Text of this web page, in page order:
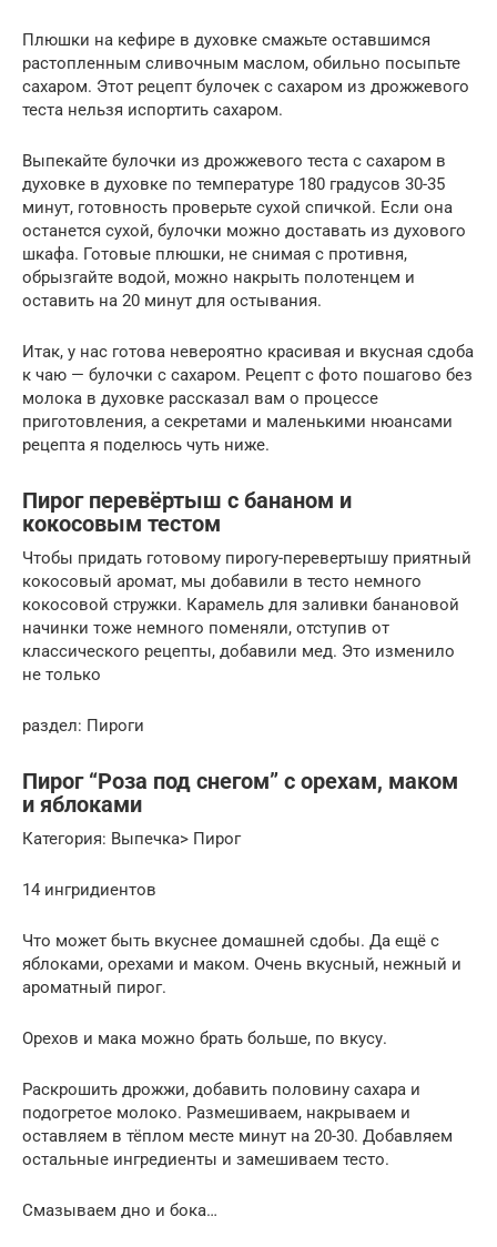
Плюшки на кефире в духовке смажьте оставшимся
растопленным сливочным маслом, обильно посыпьте
сахаром. Этот рецепт булочек с сахаром из дрожжевого
теста нельзя испортить сахаром.
Выпекайте булочки из дрожжевого теста с сахаром в
духовке в духовке по температуре 180 градусов 30-35
минут, готовность проверьте сухой спичкой. Если она
останется сухой, булочки можно доставать из духового
шкафа. Готовые плюшки, не снимая с противня,
обрызгайте водой, можно накрыть полотенцем и
оставить на 20 минут для остывания.
Итак, у нас готова невероятно красивая и вкусная сдоба
к чаю — булочки с сахаром. Рецепт с фото пошагово без
молока в духовке рассказал вам о процессе
приготовления, а секретами и маленькими нюансами
рецепта я поделюсь чуть ниже.
Пирог перевёртыш с бананом и
кокосовым тестом
Чтобы придать готовому пирогу-перевертышу приятный
кокосовый аромат, мы добавили в тесто немного
кокосовой стружки. Карамель для заливки банановой
начинки тоже немного поменяли, отступив от
классического рецепты, добавили мед. Это изменило
не только
раздел: Пироги
Пирог “Роза под снегом” с орехам, маком
и яблоками
Категория: Выпечка> Пирог
14 ингридиентов
Что может быть вкуснее домашней сдобы. Да ещё с
яблоками, орехами и маком. Очень вкусный, нежный и
ароматный пирог.
Орехов и мака можно брать больше, по вкусу.
Раскрошить дрожжи, добавить половину сахара и
подогретое молоко. Размешиваем, накрываем и
оставляем в тёплом месте минут на 20-30. Добавляем
остальные ингредиенты и замешиваем тесто.
Смазываем дно и бока…